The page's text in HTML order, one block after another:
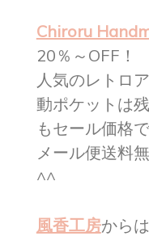
Chiroru
20％～OFF！
人気のレトロ
動ポケットは
もセール価格で
メール便送料
^^
風香工房から